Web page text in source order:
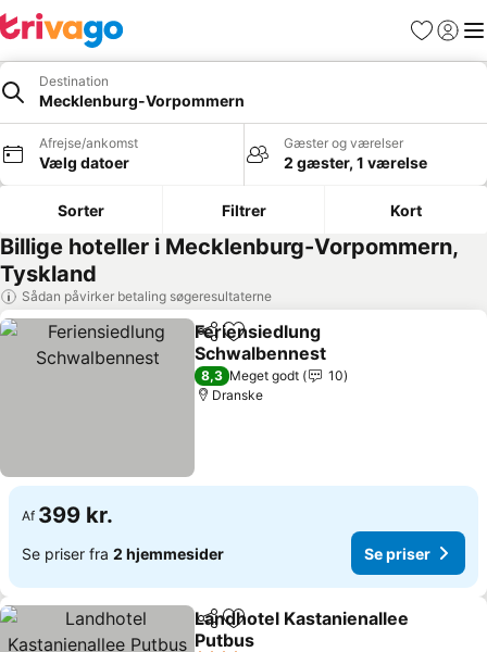
Favoritter
Log ind
Destination
Mecklenburg-Vorpommern
Afrejse/ankomst
Vælg datoer
Gæster og værelser
2 gæster, 1 værelse
Sorter Filtrer Kort
Billige hoteller i Mecklenburg-Vorpommern,
Tyskland
Sådan påvirker betaling søgeresultaterne
Del Føj til favoritter
Feriensiedlung
Schwalbennest
8,3 Meget godt
10
Dranske
Af 399 kr.
Se priser fra 2 hjemmesider Se priser
Del Føj til favoritter
Landhotel Kastanienallee
Putbus